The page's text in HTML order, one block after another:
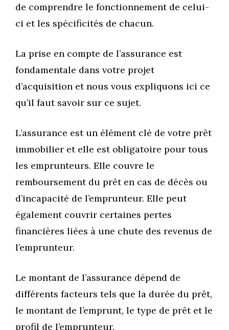
de comprendre le fonctionnement de celui-
ci et les spécificités de chacun.
La prise en compte de l’assurance est
fondamentale dans votre projet
d’acquisition et nous vous expliquons ici ce
qu’il faut savoir sur ce sujet.
L’assurance est un élément clé de votre prêt
immobilier et elle est obligatoire pour tous
les emprunteurs. Elle couvre le
remboursement du prêt en cas de décès ou
d’incapacité de l’emprunteur. Elle peut
également couvrir certaines pertes
financières liées à une chute des revenus de
l’emprunteur.
Le montant de l’assurance dépend de
différents facteurs tels que la durée du prêt,
le montant de l’emprunt, le type de prêt et le
profil de l’emprunteur.